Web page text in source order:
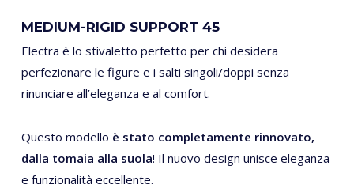
MEDIUM-RIGID SUPPORT 45
Electra è lo stivaletto perfetto per chi desidera
perfezionare le figure e i salti singoli/doppi senza
rinunciare all’eleganza e al comfort.
Questo modello è stato completamente rinnovato,
dalla tomaia alla suola! Il nuovo design unisce eleganza
e funzionalità eccellente.